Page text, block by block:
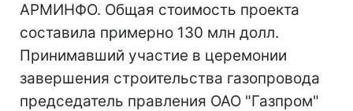
АРМИНФО. Общая стоимость проекта
составила примерно 130 млн долл.
Принимавший участие в церемонии
завершения строительства газопровода
председатель правления ОАО "Газпром"